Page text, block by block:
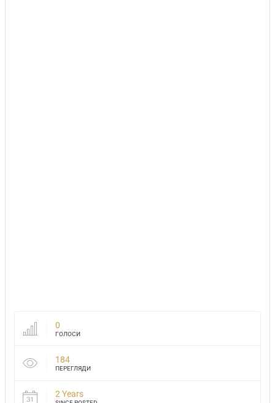
0
ГОЛОСИ
184
ПЕРЕГЛЯДИ
2 Years